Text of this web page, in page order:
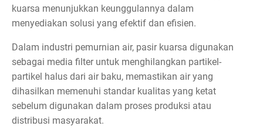
kuarsa menunjukkan keunggulannya dalam
menyediakan solusi yang efektif dan efisien.
Dalam industri pemurnian air, pasir kuarsa digunakan
sebagai media filter untuk menghilangkan partikel-
partikel halus dari air baku, memastikan air yang
dihasilkan memenuhi standar kualitas yang ketat
sebelum digunakan dalam proses produksi atau
distribusi masyarakat.